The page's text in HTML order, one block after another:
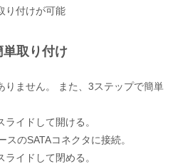
り付けが可能
単取り付け
りません。 また、3ステップで簡単
イドして開ける。
のSATAコネクタに接続。
イドして閉める。